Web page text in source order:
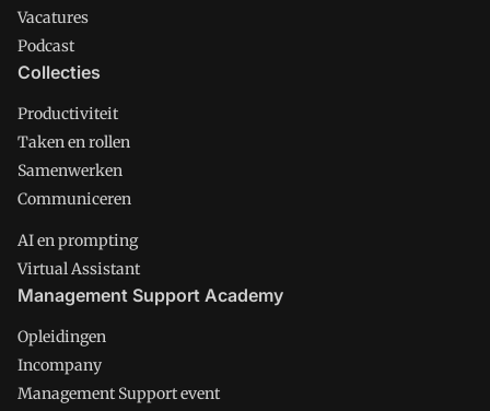
Vacatures
Podcast
Collecties
Productiviteit
Taken en rollen
Samenwerken
Communiceren
AI en prompting
Virtual Assistant
Management Support Academy
Opleidingen
Incompany
Management Support event